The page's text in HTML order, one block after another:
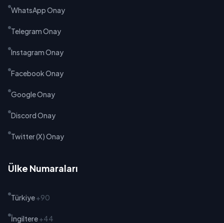
WhatsApp Onay
Telegram Onay
Instagram Onay
Facebook Onay
Google Onay
Discord Onay
Twitter (X) Onay
Ülke Numaraları
Türkiye+90
İngiltere+44